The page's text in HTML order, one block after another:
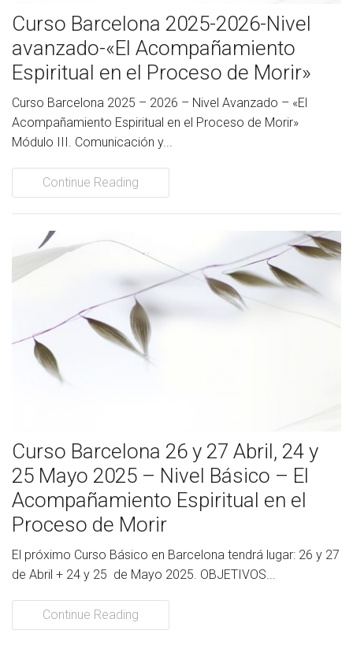
Curso Barcelona 2025-2026-Nivel
avanzado-«El Acompañamiento
Espiritual en el Proceso de Morir»
Curso Barcelona 2025 – 2026 – Nivel Avanzado – «El
Acompañamiento Espiritual en el Proceso de Morir»
Módulo III. Comunicación y...
Continue Reading
Curso Barcelona 26 y 27 Abril, 24 y
25 Mayo 2025 – Nivel Básico – El
Acompañamiento Espiritual en el
Proceso de Morir
El próximo Curso Básico en Barcelona tendrá lugar: 26 y 27
de Abril + 24 y 25 de Mayo 2025. OBJETIVOS...
Continue Reading